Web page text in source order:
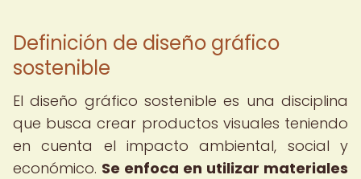
Definición de diseño gráfico
sostenible
El diseño gráfico sostenible es una disciplina
que busca crear productos visuales teniendo
en cuenta el impacto ambiental, social y
económico. Se enfoca en utilizar materiales